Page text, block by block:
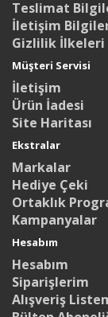
Teslimat
İletişim
Gizlilik İlkeleri
Müşteri Servisi
İletişim
Ürün İadesi
Site Haritası
Ekstralar
Markalar
Hediye Çeki
Ortaklık
Kampanyalar
Hesabım
Hesabım
Siparişlerim
Alışveriş